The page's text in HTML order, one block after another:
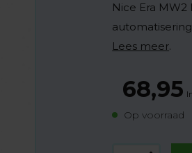
Nice Era
Lees meer.
68,95
Op voorraad